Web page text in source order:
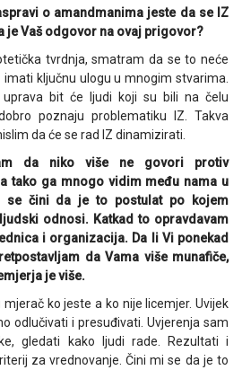
o amandmanima jeste da se IZ
je Vaš odgovor na ovaj prigovor?
tvrdnja, smatram da se to neće
ključnu ulogu u mnogim stvarima.
bit će ljudi koji su bili na čelu
poznaju problematiku IZ. Takva
da će se rad IZ dinamizirati.
da niko više ne govori protiv
tako ga mnogo vidim među nama u
se čini da je to postulat po kojem
odnosi. Katkad to opravdavam
i organizacija. Da li Vi ponekad
da Vama više munafiče,
je više.
mjerač ko jeste a ko nije licemjer. Uvijek
odlučivati i presuđivati. Uvjerenja sam
gledati kako ljudi rade. Rezultati i
za vrednovanje. Čini mi se da je to